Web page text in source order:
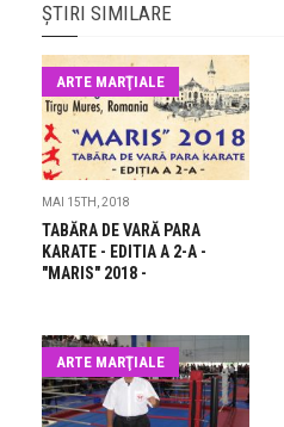
ȘTIRI SIMILARE
ARTE MARŢIALE
MAI 15TH, 2018
TABĂRA DE VARĂ PARA
KARATE - EDITIA A 2-A -
"MARIS" 2018 -
ARTE MARŢIALE